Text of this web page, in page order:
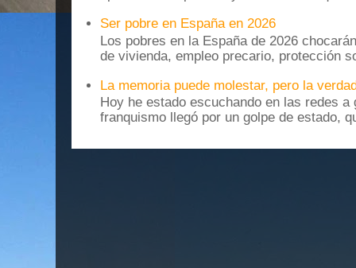
Ser pobre en España en 2026
Los pobres en la España de 2026
de vivienda, empleo precario, protección
La memoria puede molestar, pero la
Hoy he estado escuchando en las redes
franquismo llegó por un golpe de estado,